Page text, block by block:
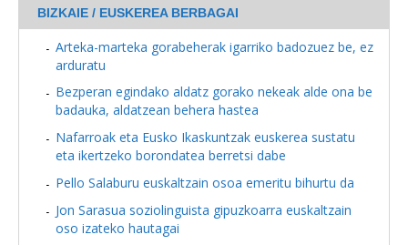
BIZKAIE / EUSKEREA BERBAGAI
Arteka-marteka gorabeherak igarriko badozuez be, ez
arduratu
Bezperan egindako aldatz gorako nekeak alde ona be
badauka, aldatzean behera hastea
Nafarroak eta Eusko Ikaskuntzak euskerea sustatu
eta ikertzeko borondatea berretsi dabe
Pello Salaburu euskaltzain osoa emeritu bihurtu da
Jon Sarasua soziolinguista gipuzkoarra euskaltzain
oso izateko hautagai